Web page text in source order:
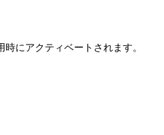
にアクティベートされます。